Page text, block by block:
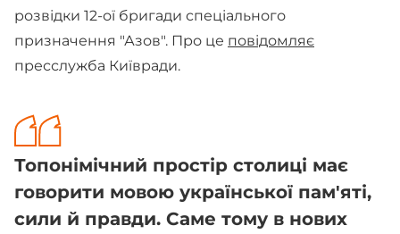
розвідки 12-ої бригади спеціального
призначення "Азов". Про це повідомляє
пресслужба Київради.
Топонімічний простір столиці має
говорити мовою української пам'яті,
сили й правди. Саме тому в нових